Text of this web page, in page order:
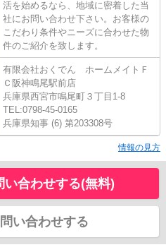
活を始めるなら、地域に密着した当
社にお問い合わせ下さい。お客様の
こだわり条件やニーズに合わせた物
件のご紹介を致します。
有限会社おくでん ホームメイトＦ
Ｃ阪神鳴尾駅前店
兵庫県西宮市鳴尾町３丁目1-8
TEL:0798-45-0165
兵庫県知事 (6) 第203308号
情報の見方
い合わせする(無料)
い合わせする